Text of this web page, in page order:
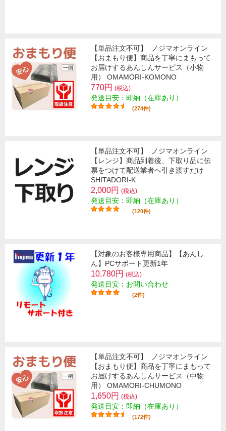
【単品注文不可】
ノジマオンライン
【おまもり便】商品を丁寧にまもって
お届けするあんしんサービス（小物
用） OMAMORI-KOMONO
770円 (税込)
発送目安：即納（在庫あり）
(274件)
【単品注文不可】
ノジマオンライン
【レンジ】商品到着後、下取り品に伝
票をつけて配送業者へ引き渡すだけ
SHITADORI-K
2,000円 (税込)
発送目安：即納（在庫あり）
(120件)
【対象のお客様専用商品】【あんし
ん】PCサポート更新1年
10,780円 (税込)
発送目安：お問い合わせ
(2件)
【単品注文不可】
ノジマオンライン
【おまもり便】商品を丁寧にまもって
お届けするあんしんサービス（中物
用） OMAMORI-CHUMONO
1,650円 (税込)
発送目安：即納（在庫あり）
(172件)